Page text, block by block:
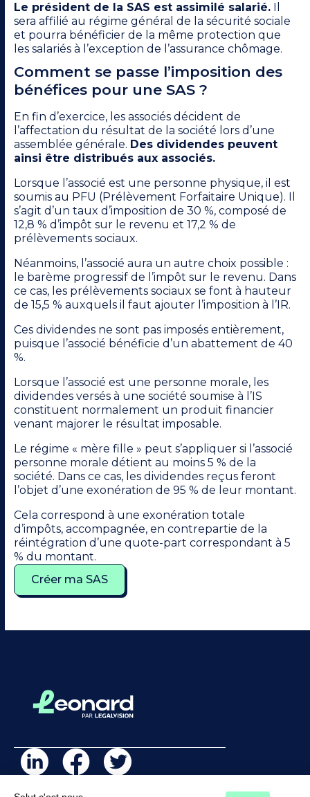
Le président de la SAS est assimilé salarié. Il
sera affilié au régime général de la sécurité sociale
et pourra bénéficier de la même protection que
les salariés à l’exception de l’assurance chômage.
Comment se passe l’imposition des
bénéfices pour une SAS ?
En fin d’exercice, les associés décident de
l’affectation du résultat de la société lors d’une
assemblée générale. Des dividendes peuvent
ainsi être distribués aux associés.
Lorsque l’associé est une personne physique, il est
soumis au PFU (Prélèvement Forfaitaire Unique). Il
s’agit d’un taux d’imposition de 30 %, composé de
12,8 % d’impôt sur le revenu et 17,2 % de
prélèvements sociaux.
Néanmoins, l’associé aura un autre choix possible :
le barème progressif de l’impôt sur le revenu. Dans
ce cas, les prélèvements sociaux se font à hauteur
de 15,5 % auxquels il faut ajouter l’imposition à l’IR.
Ces dividendes ne sont pas imposés entièrement,
puisque l’associé bénéficie d’un abattement de 40
%.
Lorsque l’associé est une personne morale, les
dividendes versés à une société soumise à l’IS
constituent normalement un produit financier
venant majorer le résultat imposable.
Le régime « mère fille » peut s’appliquer si l’associé
personne morale détient au moins 5 % de la
société. Dans ce cas, les dividendes reçus feront
l’objet d’une exonération de 95 % de leur montant.
Cela correspond à une exonération totale
d’impôts, accompagnée, en contrepartie de la
réintégration d’une quote-part correspondant à 5
% du montant.
Créer ma SAS